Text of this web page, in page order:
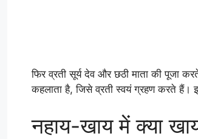
फिर व्रती सूर्य देव और छठी माता की पूजा
कहलाता है, जिसे व्रती स्वयं ग्रहण करते हैं।
नहाय-खाय में क्या